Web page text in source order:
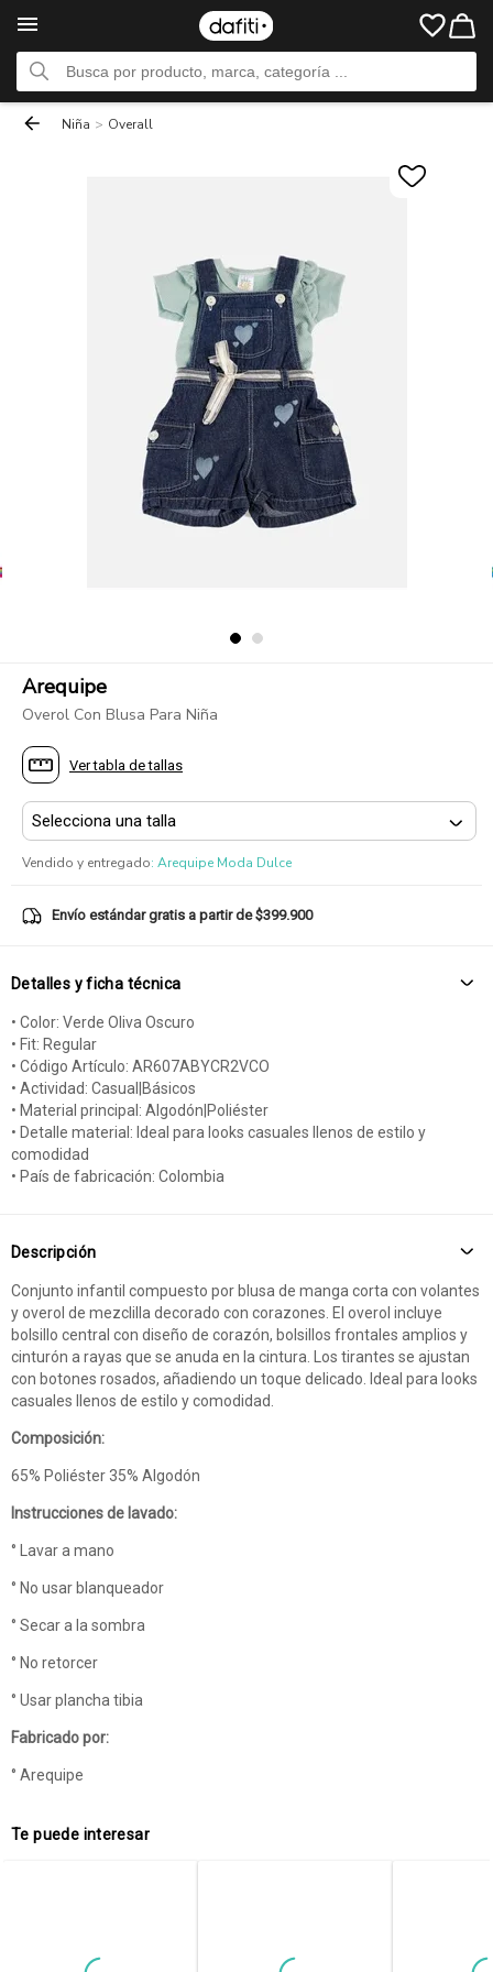
Niña > Overall
Arequipe
Overol Con Blusa Para Niña
Ver tabla de tallas
Vendido y entregado: Arequipe Moda Dulce
Envío estándar gratis a partir de $399.900
Detalles y ficha técnica
• Color: Verde Oliva Oscuro
• Fit: Regular
• Código Artículo: AR607ABYCR2VCO
• Actividad: Casual|Básicos
• Material principal: Algodón|Poliéster
• Detalle material: Ideal para looks casuales llenos de estilo y
comodidad
• País de fabricación: Colombia
Descripción
Conjunto infantil compuesto por blusa de manga corta con volantes
y overol de mezclilla decorado con corazones. El overol incluye
bolsillo central con diseño de corazón, bolsillos frontales amplios y
cinturón a rayas que se anuda en la cintura. Los tirantes se ajustan
con botones rosados, añadiendo un toque delicado. Ideal para looks
casuales llenos de estilo y comodidad.
Composición:
65% Poliéster 35% Algodón
Instrucciones de lavado:
° Lavar a mano
° No usar blanqueador
° Secar a la sombra
° No retorcer
° Usar plancha tibia
Fabricado por:
° Arequipe
Te puede interesar